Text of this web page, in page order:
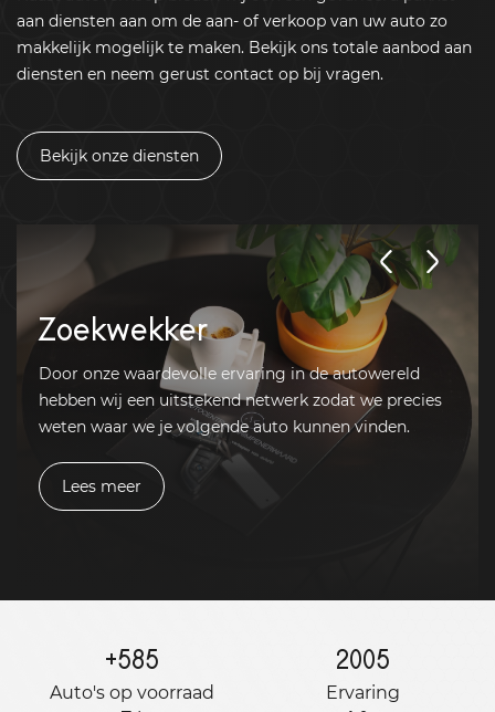
aan diensten aan om de aan- of verkoop van uw auto zo
makkelijk mogelijk te maken. Bekijk ons totale aanbod aan
diensten en neem gerust contact op bij vragen.
Bekijk onze diensten
Zoekwekker
Door onze waardevolle ervaring in de autowereld
hebben wij een uitstekend netwerk zodat we precies
weten waar we je volgende auto kunnen vinden.
Lees meer
+585
Auto's op voorraad
2005
Ervaring